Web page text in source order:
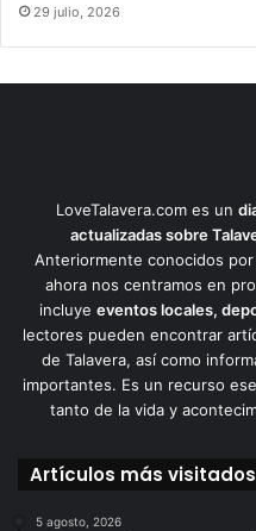
29 julio, 2026
LoveTalavera.com es un
actualizadas sobre
Anteriormente conocidos
ahora nos centramos en
incluye eventos locales,
lectores pueden encontrar
de Talavera, así como
importantes. Es un recurso
tanto de la vida y
Artículos más visitados
5 agosto, 2026